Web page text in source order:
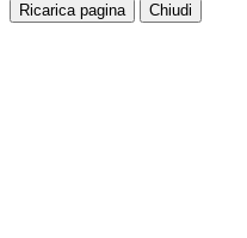
Ricarica pagina Chiudi